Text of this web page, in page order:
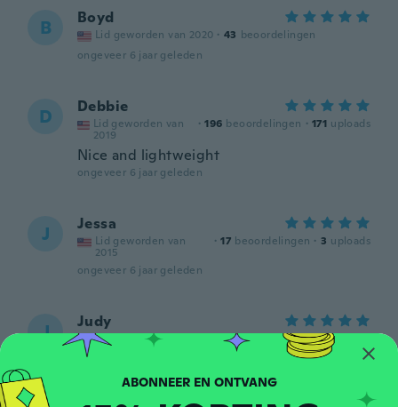
B Boyd
Lid geworden van 2020 · 43 beoordelingen
ongeveer 6 jaar geleden
D Debbie
Lid geworden van
2019
· 196 beoordelingen · 171 uploads
Nice and lightweight
ongeveer 6 jaar geleden
J Jessa
Lid geworden van
2015
· 17 beoordelingen · 3 uploads
ongeveer 6 jaar geleden
J Judy
Lid geworden van 2015 23 beoordelingen
ongeveer 6 jaar geleden
ABONNEER EN ONTVANG